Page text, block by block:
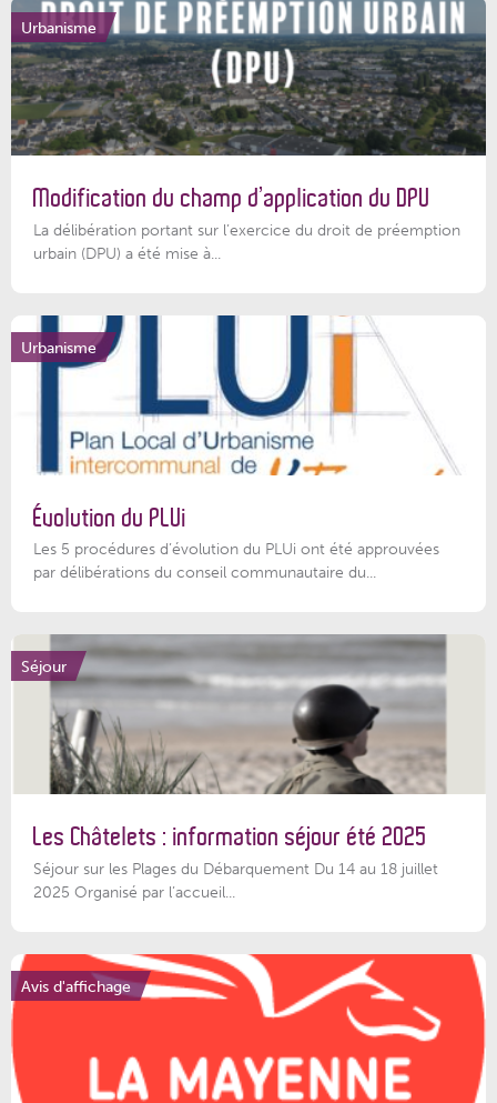
Urbanisme
Modification du champ d’application du DPU
La délibération portant sur l’exercice du droit de préemption
urbain (DPU) a été mise à...
Urbanisme
Évolution du PLUi
Les 5 procédures d’évolution du PLUi ont été approuvées
par délibérations du conseil communautaire du...
Séjour
Les Châtelets : information séjour été 2025
Séjour sur les Plages du Débarquement Du 14 au 18 juillet
2025 Organisé par l’accueil...
Avis d'affichage